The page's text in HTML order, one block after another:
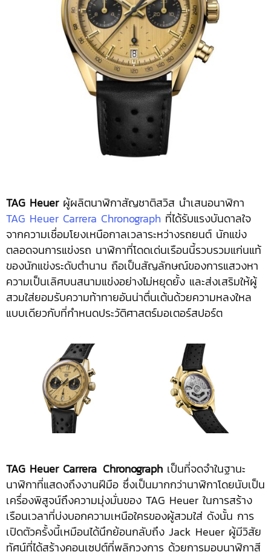
TAG Heuerผู้ผลิตนาฬิกาสัญชาติสวิส นำเสนอนาฬิกา
TAG Heuer Carrera Chronograph ที่ได้รับแรงบันดาลใจ
จากความเชื่อมโยงเหนือกาลเวลาระหว่างรถยนต์ นักแข่ง
ตลอดจนการแข่งรถ นาฬิกาที่โดดเด่นเรือนนี้รวบรวมแก่นแท้
ของนักแข่งระดับตำนาน ถือเป็นสัญลักษณ์ของการแสวงหา
ความเป็นเลิศบนสนามแข่งอย่างไม่หยุดยั้ง และส่งเสริมให้ผู้
สวมใส่ยอมรับความท้าทายอันน่าตื่นเต้นด้วยความหลงใหล
แบบเดียวกับที่กำหนดประวัติศาสตร์มอเตอร์สปอร์ต
TAG Heuer Carrera Chronograph เป็นที่จดจำในฐานะ
นาฬิกาที่แสดงถึงงานฝีมือ ซึ่งเป็นมากกว่านาฬิกาโดยนับเป็น
เครื่องพิสูจน์ถึงความมุ่งมั่นของ TAG Heuer ในการสร้าง
เรือนเวลาที่บ่งบอกความเหนือใครของผู้สวมใส่ ดังนั้น การ
เปิดตัวครั้งนี้เหมือนได้นึกย้อนกลับถึง Jack Heuer ผู้มีวิสัย
ทัศน์ที่ได้สร้างคอนเซปต์ที่พลิกวงการ ด้วยการมอบนาฬิกาสี